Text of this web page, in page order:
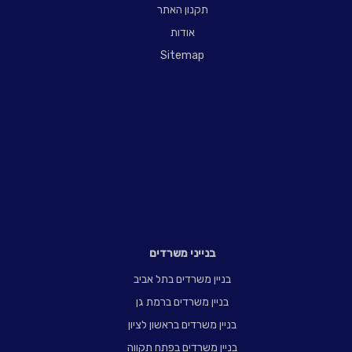
תקנון האתר
אודות
Sitemap
בנייני משרדים
בניין משרדים בתל אביב
בניין משרדים ברמת גן
בניין משרדים בראשון לציון
בניין משרדים בפתח תקווה